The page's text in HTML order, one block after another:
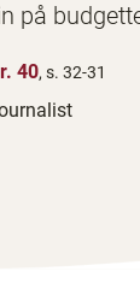
på
40, s. 32-31